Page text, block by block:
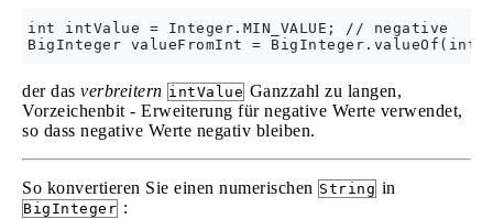
int intValue = Integer.MIN_VALUE; // negative
der das verbreitern intValue Ganzzahl zu langen,
Vorzeichenbit - Erweiterung für negative Werte verwendet,
so dass negative Werte negativ bleiben.
So konvertieren Sie einen numerischen String in
BigInteger :